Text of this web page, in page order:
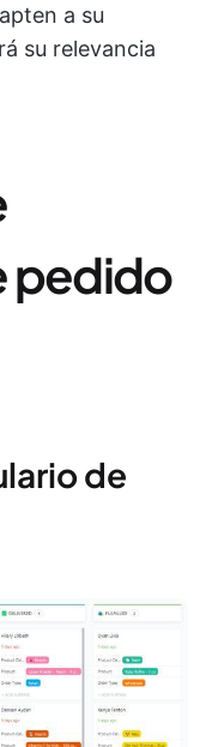
a su
su relevancia
pedido
de